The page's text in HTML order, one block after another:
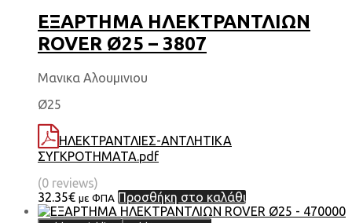
ΕΞΑΡΤΗΜΑ HΛΕΚΤΡΑΝΤΛΙΩΝ
ROVER Ø25 – 3807
Μανικα Αλουμινιου
Ø25
ΗΛΕΚΤΡΑΝΤΛΙΕΣ-ΑΝΤΛΗΤΙΚΑ
ΣΥΓΚΡΟΤΗΜΑΤΑ.pdf
(0 reviews)
32.35€ με ΦΠΑ Προσθήκη στο καλάθι